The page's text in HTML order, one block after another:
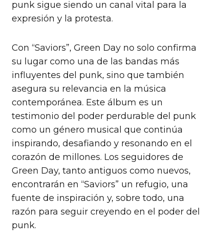
punk sigue siendo un canal vital para la
expresión y la protesta.
Con “Saviors”, Green Day no solo confirma
su lugar como una de las bandas más
influyentes del punk, sino que también
asegura su relevancia en la música
contemporánea. Este álbum es un
testimonio del poder perdurable del punk
como un género musical que continúa
inspirando, desafiando y resonando en el
corazón de millones. Los seguidores de
Green Day, tanto antiguos como nuevos,
encontrarán en “Saviors” un refugio, una
fuente de inspiración y, sobre todo, una
razón para seguir creyendo en el poder del
punk.